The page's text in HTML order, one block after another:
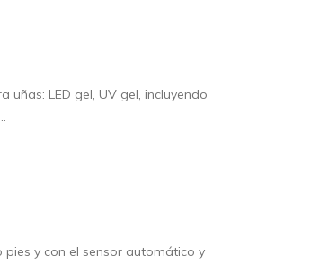
LED gel, UV gel, incluyendo
pies y con el sensor automático y